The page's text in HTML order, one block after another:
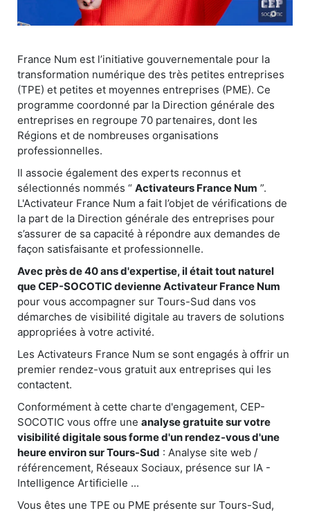
France Num est l’initiative gouvernementale pour la
transformation numérique des très petites entreprises
(TPE) et petites et moyennes entreprises (PME). Ce
programme coordonné par la Direction générale des
entreprises en regroupe 70 partenaires, dont les
Régions et de nombreuses organisations
professionnelles.
Il associe également des experts reconnus et
sélectionnés nommés “ Activateurs France Num ”.
L'Activateur France Num a fait l’objet de vérifications de
la part de la Direction générale des entreprises pour
s’assurer de sa capacité à répondre aux demandes de
façon satisfaisante et professionnelle.
Avec près de 40 ans d'expertise, il était tout naturel
que CEP-SOCOTIC devienne Activateur France Num
pour vous accompagner sur Tours-Sud dans vos
démarches de visibilité digitale au travers de solutions
appropriées à votre activité.
Les Activateurs France Num se sont engagés à offrir un
premier rendez-vous gratuit aux entreprises qui les
contactent.
Conformément à cette charte d'engagement, CEP-
SOCOTIC vous offre une analyse gratuite sur votre
visibilité digitale sous forme d'un rendez-vous d'une
heure environ sur Tours-Sud : Analyse site web /
référencement, Réseaux Sociaux, présence sur IA -
Intelligence Artificielle ...
Vous êtes une TPE ou PME présente sur Tours-Sud,